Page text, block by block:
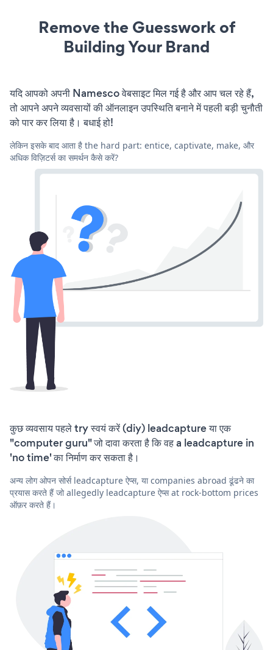
Remove the Guesswork of
Building Your Brand
यदि आपको अपनी Namesco वेबसाइट मिल गई है और आप चल रहे हैं,
तो आपने अपने व्यवसायों की ऑनलाइन उपस्थिति बनाने में पहली बड़ी चुनौती
को पार कर लिया है। बधाई हो!
लेकिन इसके बाद आता है the hard part: entice, captivate, make, और
अधिक विज़िटर्स का समर्थन कैसे करें?
कुछ व्यवसाय पहले try स्वयं करें (diy) leadcapture या एक
"computer guru" जो दावा करता है कि वह a leadcapture in
'no time' का निर्माण कर सकता है।
अन्य लोग ओपन सोर्स leadcapture ऐप्स, या companies abroad ढूंढने का
प्रयास करते हैं जो allegedly leadcapture ऐप्स at rock-bottom prices
ऑफ़र करते हैं।